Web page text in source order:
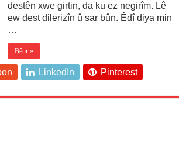
destên xwe girtin, da ku ez negirîm. Lê
ew dest dilerizîn û sar bûn. Êdî diya min
…
Bêtir »
LinkedIn Pinterest